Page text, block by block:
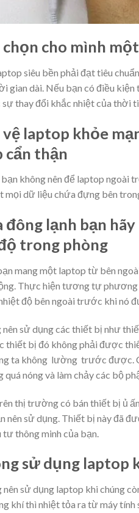
chọn cho mình
siêu bền phải đạt tiêu
gian dài. Nếu bạn có điều
thay đổi khắc nhiệt của thời
vệ laptop khỏe
cẩn thận
không nên để laptop ngoài
mọi dữ liệu chứa đựng bên
đông lạnh bạn
trong phòng
mang một laptop từ bên
Thực hiện tương tự phương
độ bên ngoài trước khi nó
nên sử dụng các thiết bị như
thiết bị đó không phải được
ta không lường trước được.
quá nóng và làm chảy các bộ
thị trường có bán thiết bị ủ
nên sử dụng. Thiết bị này đã
thông minh của bạn.
sử dụng laptop
nên sử dụng laptop khi chúng
khí thì nhiệt tỏa ra từ máy